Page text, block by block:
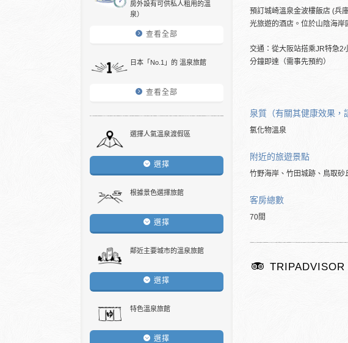
房外設有可供私人租用的溫
泉）
查看全部
日本「No.1」的 溫泉旅館
查看全部
選擇人氣溫泉渡假區
選擇
根據景色選擇旅館
選擇
鄰近主要城市的溫泉旅館
選擇
特色溫泉旅館
選擇
預訂城崎溫泉金波樓飯店 (兵
光旅遊的酒店。位於山陰海岸
交通：從大阪站搭乘JR特急2
分鐘即達（需事先預約）
泉質（有關其健康效果，
氯化物溫泉
附近的旅遊景點
竹野海岸、竹田城跡、鳥取砂
客房總數
70間
TRIPADVISOR